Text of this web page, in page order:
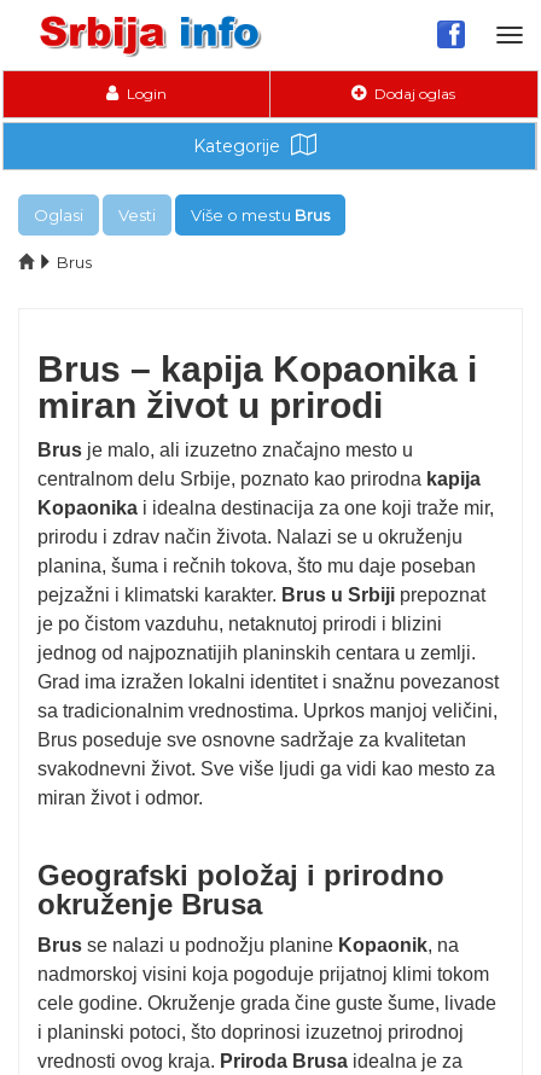
Login Dodaj oglas
Kategorije
Oglasi Vesti Više o mestu Brus
Brus
Brus – kapija Kopaonika i
miran život u prirodi
Brus je malo, ali izuzetno značajno mesto u
centralnom delu Srbije, poznato kao prirodna kapija
Kopaonika i idealna destinacija za one koji traže mir,
prirodu i zdrav način života. Nalazi se u okruženju
planina, šuma i rečnih tokova, što mu daje poseban
pejzažni i klimatski karakter. Brus u Srbiji prepoznat
je po čistom vazduhu, netaknutoj prirodi i blizini
jednog od najpoznatijih planinskih centara u zemlji.
Grad ima izražen lokalni identitet i snažnu povezanost
sa tradicionalnim vrednostima. Uprkos manjoj veličini,
Brus poseduje sve osnovne sadržaje za kvalitetan
svakodnevni život. Sve više ljudi ga vidi kao mesto za
miran život i odmor.
Geografski položaj i prirodno
okruženje Brusa
Brus se nalazi u podnožju planine Kopaonik, na
nadmorskoj visini koja pogoduje prijatnoj klimi tokom
cele godine. Okruženje grada čine guste šume, livade
i planinski potoci, što doprinosi izuzetnoj prirodnoj
vrednosti ovog kraja. Priroda Brusa idealna je za